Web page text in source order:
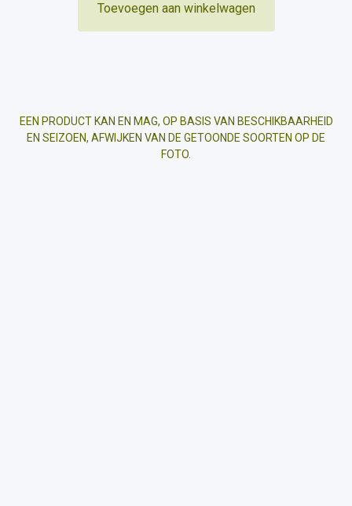
Toevoegen aan winkelwagen
EEN PRODUCT KAN EN MAG, OP BASIS VAN BESCHIKBAARHEID
EN SEIZOEN, AFWIJKEN VAN DE GETOONDE SOORTEN OP DE
FOTO.